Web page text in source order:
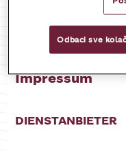
Impressum
DIENSTANBIETER
Odbaci sve